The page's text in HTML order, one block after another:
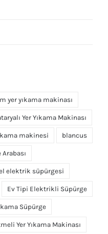
yer yıkama makinası
Yer Yıkama Makinası
makinesi blancus
elektrik süpürgesi
Ev Tipi Elektrikli Süpürge
Süpürge
Yer Yıkama Makinası